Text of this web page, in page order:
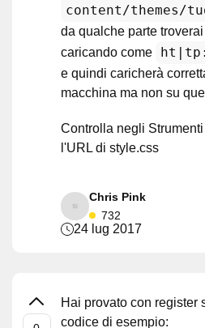
content/themes/
da qualche parte
caricando come
e quindi caricherà
macchina ma non su
Controlla negli
l'URL di style.css
Chris Pink
732
24 lug 2017
Hai provato con register
codice di esempio: